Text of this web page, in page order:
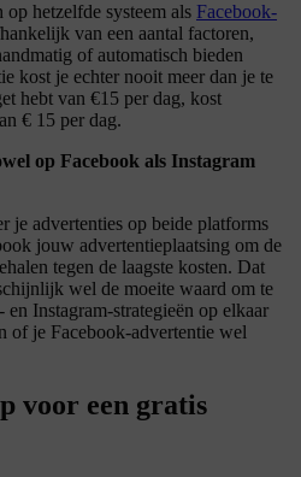
hetzelfde systeem als Facebook-
van een aantal factoren,
of automatisch bieden
kost je echter nooit meer dan je te
hebt van €15 per dag, kost
€ 15 per dag.
op Facebook als Instagram
je advertenties op beide platforms
jouw advertentieplaatsing om de
tegen de laagste kosten. Dat
wel de moeite waard om te
Instagram-strategieën op elkaar
of je Facebook-advertentie wel
voor een gratis